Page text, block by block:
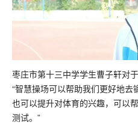
枣庄市第十三中学学生曹子轩对
“智慧操场可以帮助我们更好地去
也可以提升对体育的兴趣，可以
测试。”